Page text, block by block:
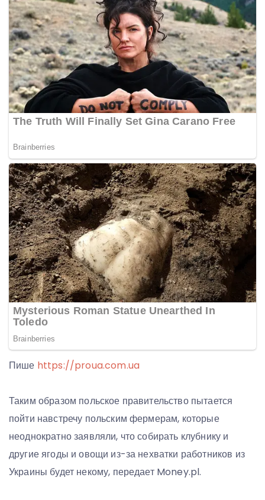
Пише https://proua.com.ua
Таким образом польское правительство пытается
пойти навстречу польским фермерам, которые
неоднократно заявляли, что собирать клубнику и
другие ягоды и овощи из-за нехватки работников из
Украины будет некому, передает Money.pl.